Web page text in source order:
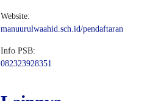
Website:
manuurulwaahid.sch.id/pendaftaran
Info PSB:
082323928351